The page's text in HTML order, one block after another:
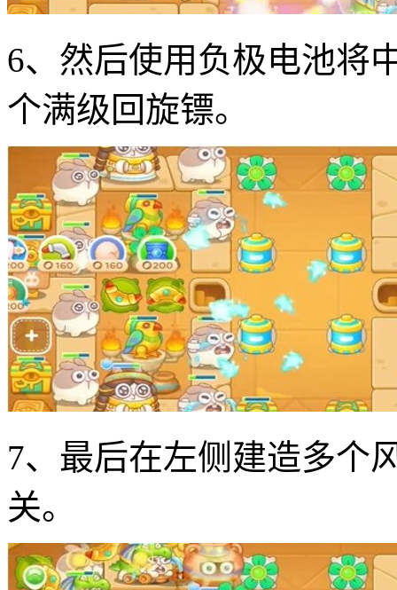
6、然后使用负极电池将
个满级回旋镖。
7、最后在左侧建造多个
关。